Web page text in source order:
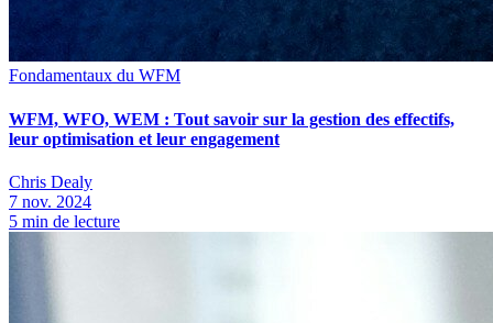
Fondamentaux du WFM
WFM, WFO, WEM : Tout savoir sur la gestion des effectifs,
leur optimisation et leur engagement
Chris Dealy
7 nov. 2024
5 min de lecture